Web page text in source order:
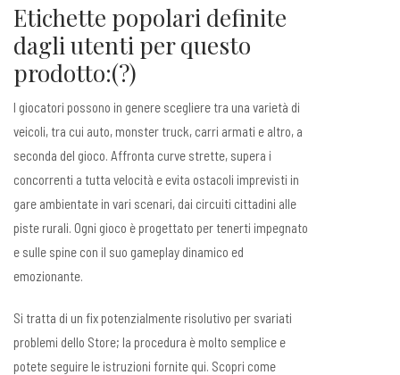
Etichette popolari definite
dagli utenti per questo
prodotto:(?)
I giocatori possono in genere scegliere tra una varietà di
veicoli, tra cui auto, monster truck, carri armati e altro, a
seconda del gioco. Affronta curve strette, supera i
concorrenti a tutta velocità e evita ostacoli imprevisti in
gare ambientate in vari scenari, dai circuiti cittadini alle
piste rurali. Ogni gioco è progettato per tenerti impegnato
e sulle spine con il suo gameplay dinamico ed
emozionante.
Si tratta di un fix potenzialmente risolutivo per svariati
problemi dello Store; la procedura è molto semplice e
potete seguire le istruzioni fornite qui. Scopri come